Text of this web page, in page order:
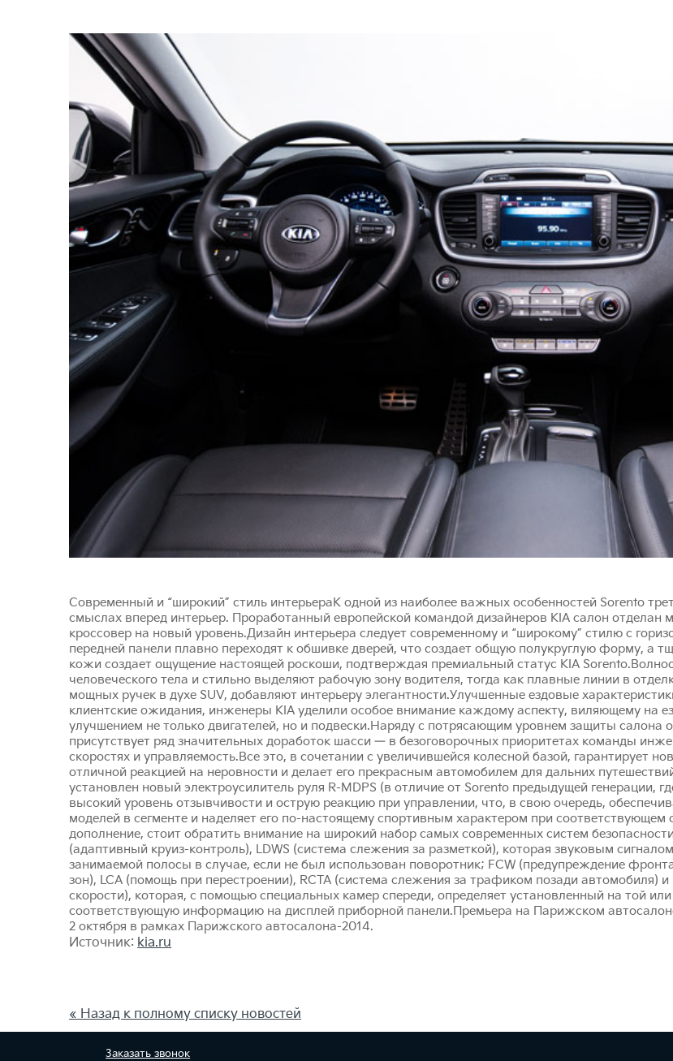
Современный и “широкий” стиль интерьераК одной из наиболее важных особенностей Sorento
смыслах вперед интерьер. Проработанный европейской командой дизайнеров KIA салон отделан
кроссовер на новый уровень.Дизайн интерьера следует современному и “широкому” стилю с
передней панели плавно переходят к обшивке дверей, что создает общую полукруглую форму, а
кожи создает ощущение настоящей роскоши, подтверждая премиальный статус KIA
человеческого тела и стильно выделяют рабочую зону водителя, тогда как плавные линии в
мощных ручек в духе SUV, добавляют интерьеру элегантности.Улучшенные ездовые
клиентские ожидания, инженеры KIA уделили особое внимание каждому аспекту, виляющему на
улучшением не только двигателей, но и подвески.Наряду с потрясающим уровнем защиты салона
присутствует ряд значительных доработок шасси — в безоговорочных приоритетах команды
скоростях и управляемость.Все это, в сочетании с увеличившейся колесной базой, гарантирует
отличной реакцией на неровности и делает его прекрасным автомобилем для дальних
установлен новый электроусилитель руля R-MDPS (в отличие от Sorento предыдущей генерации,
высокий уровень отзывчивости и острую реакцию при управлении, что, в свою очередь,
моделей в сегменте и наделяет его по-настоящему спортивным характером при
дополнение, стоит обратить внимание на широкий набор самых современных систем
(адаптивный круиз-контроль), LDWS (система слежения за разметкой), которая звуковым
занимаемой полосы в случае, если не был использован поворотник; FCW (предупреждение
зон), LCA (помощь при перестроении), RCTA (система слежения за трафиком позади автомобиля)
скорости), которая, с помощью специальных камер спереди, определяет установленный на той
соответствующую информацию на дисплей приборной панели.Премьера на Парижском
2 октября в рамках Парижского автосалона-2014.
Источник: kia.ru
« Назад к полному списку новостей
Заказатьзвонок